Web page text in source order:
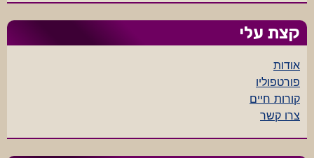
קצת עלי
אודות
פורטפוליו
קורות חיים
צרו קשר